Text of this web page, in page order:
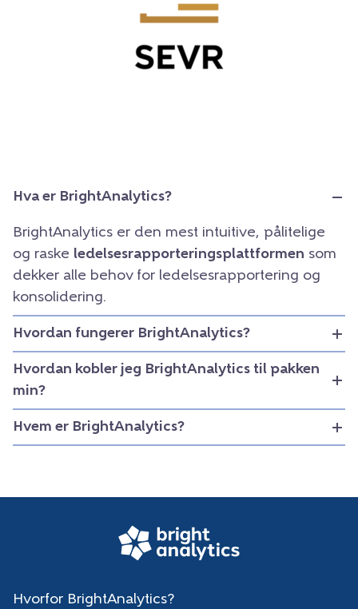
Hva er BrightAnalytics?
BrightAnalytics er den mest intuitive, pålitelige
og raske ledelsesrapporteringsplattformen som
dekker alle behov for ledelsesrapportering og
konsolidering.
Hvordan fungerer BrightAnalytics?
Hvordan kobler jeg BrightAnalytics til pakken
min?
Hvem er BrightAnalytics?
Hvorfor BrightAnalytics?